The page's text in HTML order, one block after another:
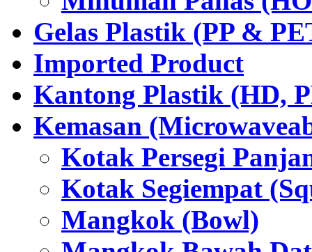
Gelas Plastik (PP &
Imported Product
Kantong Plastik (HD,
Kemasan
Kotak Persegi
Kotak Segiempat
Mangkok (Bowl)